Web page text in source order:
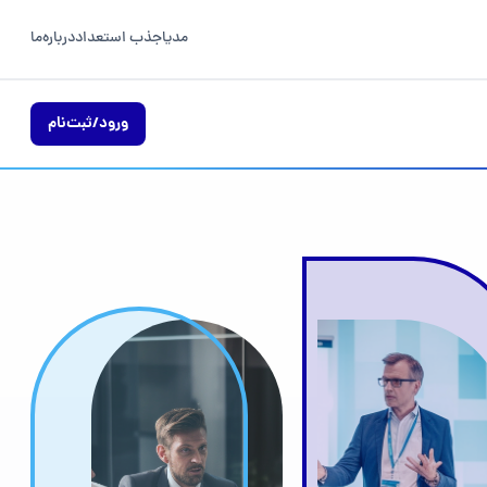
مدیاجذب استعداددرباره‌ما
ورود/ثبت‌نام